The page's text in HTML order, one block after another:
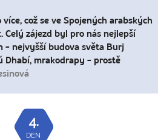
což se ve Spojených arabských
Celý zájezd byl pro nás nejlepší
- nejvyšší budova světa Burj
Dhabí, mrakodrapy - prostě
4.
DEN